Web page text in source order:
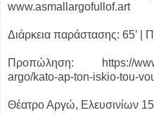
www.asmallargofullof.art
Διάρκεια παράστασης: 65’ |
Προπώληση: https://
argo/kato-ap-ton-iskio-tou-
Θέατρο Αργώ, Eλευσινίων